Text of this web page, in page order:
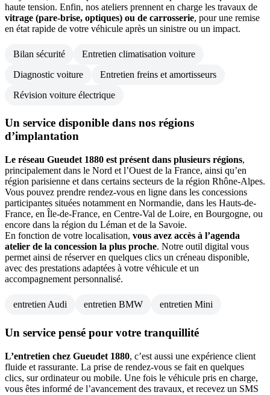
haute tension. Enfin, nos ateliers prennent en charge les travaux de
vitrage (pare-brise, optiques) ou de carrosserie, pour une remise
en état rapide de votre véhicule après un sinistre ou un impact.
Bilan sécurité
Entretien climatisation voiture
Diagnostic voiture
Entretien freins et amortisseurs
Révision voiture électrique
Un service disponible dans nos régions
d’implantation
Le réseau Gueudet 1880 est présent dans plusieurs régions,
principalement dans le Nord et l’Ouest de la France, ainsi qu’en
région parisienne et dans certains secteurs de la région Rhône-Alpes.
Vous pouvez prendre rendez-vous en ligne dans les concessions
participantes situées notamment en Normandie, dans les Hauts-de-
France, en Île-de-France, en Centre-Val de Loire, en Bourgogne, ou
encore dans la région du Léman et de la Savoie.
En fonction de votre localisation, vous avez accès à l’agenda
atelier de la concession la plus proche. Notre outil digital vous
permet ainsi de réserver en quelques clics un créneau disponible,
avec des prestations adaptées à votre véhicule et un
accompagnement personnalisé.
entretien Audi entretien BMW entretien Mini
Un service pensé pour votre tranquillité
L’entretien chez Gueudet 1880, c’est aussi une expérience client
fluide et rassurante. La prise de rendez-vous se fait en quelques
clics, sur ordinateur ou mobile. Une fois le véhicule pris en charge,
vous êtes informé de l’avancement des travaux, et recevez un SMS